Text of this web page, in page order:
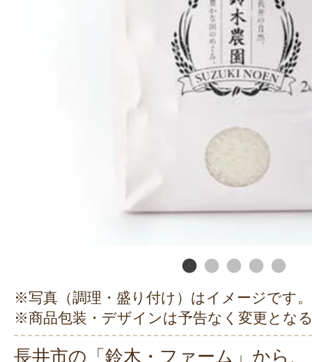
※写真（調理・盛り付け）はイメージです。
※商品包装・デザインは予告なく変更とな
長井市の「鈴木・ファーム」から